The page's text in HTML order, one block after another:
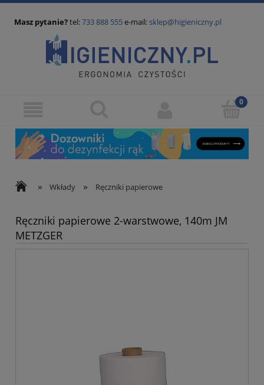
Masz pytanie?tel:733 888 555e-mail:sklep@higieniczny.pl
» Wkłady » Ręczniki papierowe
Ręczniki papierowe 2-warstwowe, 140m JM
METZGER